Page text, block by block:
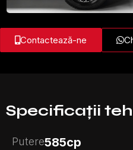
Contactează-ne
Specificații
Putere585cp